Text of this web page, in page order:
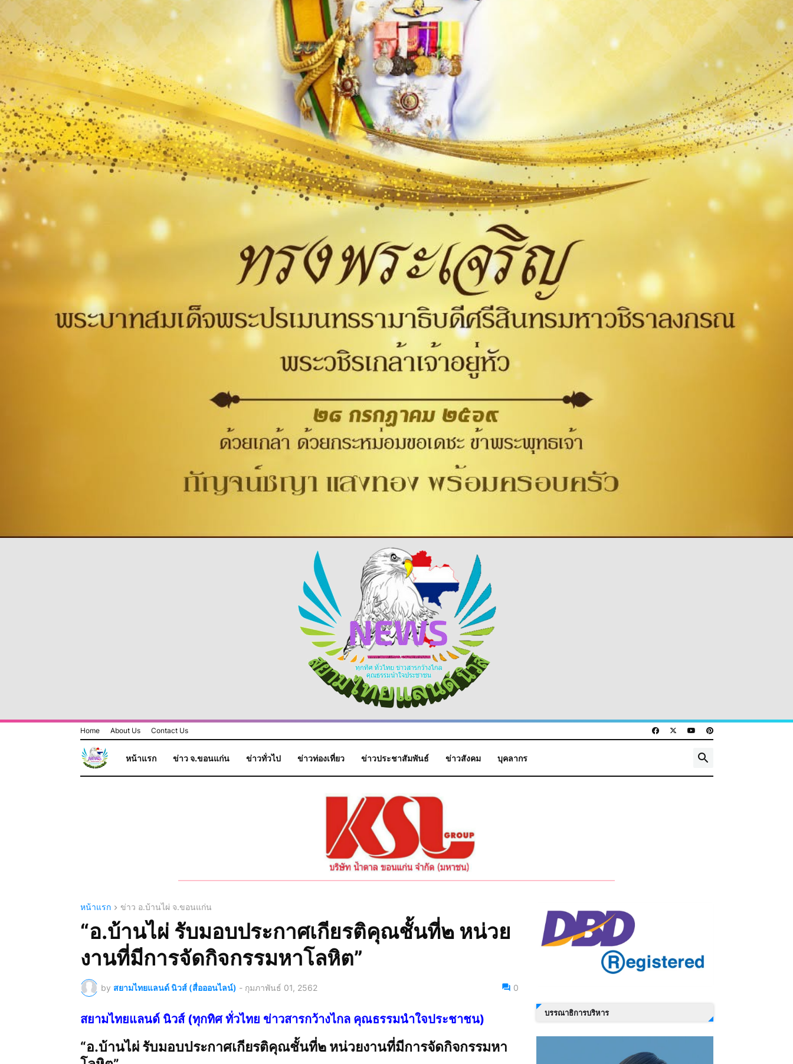
Home About Us Contact Us
หน้าแรก ข่าว จ.ขอนแก่น ข่าวทั่วไป ข่าวท่องเที่ยว ข่าวประชาสัมพันธ์ ข่าวสังคม บุคลากร
หน้าแรก ข่าว อ.บ้านไผ่ จ.ขอนแก่น
“อ.บ้านไผ่ รับมอบประกาศเกียรติคุณชั้นที่๒ หน่วย
งานที่มีการจัดกิจกรรมหาโลหิต”
by สยามไทยแลนด์ นิวส์ (สื่อออนไลน์) - กุมภาพันธ์ 01, 2562 0
สยามไทยแลนด์ นิวส์ (ทุกทิศ ทั่วไทย ข่าวสารกว้างไกล คุณธรรมนำใจประชาชน)
“อ.บ้านไผ่ รับมอบประกาศเกียรติคุณชั้นที่๒ หน่วยงานที่มีการจัดกิจกรรมหา
บรรณาธิการบริหาร